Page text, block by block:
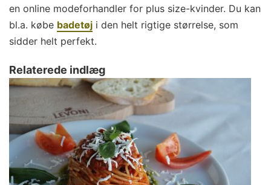
en online modeforhandler for plus size-kvinder. Du kan
bl.a. købe badetøj i den helt rigtige størrelse, som
sidder helt perfekt.
Relaterede indlæg